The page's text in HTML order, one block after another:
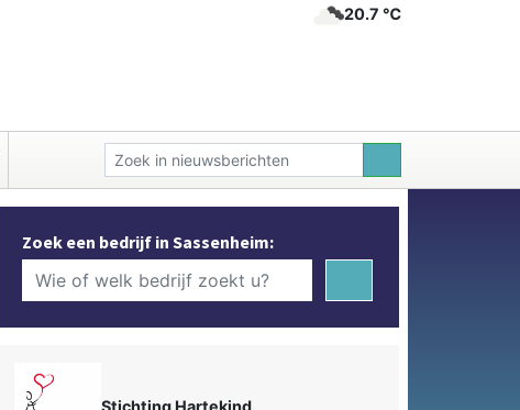
20.7 ℃
Zoek een bedrijf in Sassenheim: